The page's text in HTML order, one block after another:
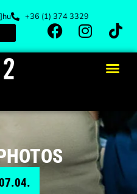
+36 (1) 374 3329